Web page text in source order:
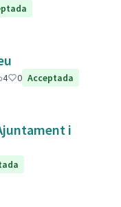
4 0 Acceptada
i